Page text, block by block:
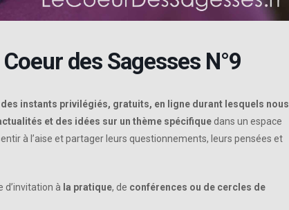
des Sagesses N°9
des instants privilégiés, gratuits, en ligne durant lesquels nous
et des idées sur un thème spécifique dans un espace
à l’aise et partager leurs questionnements, leurs pensées et
d’invitation à la pratique, de conférences ou de cercles de